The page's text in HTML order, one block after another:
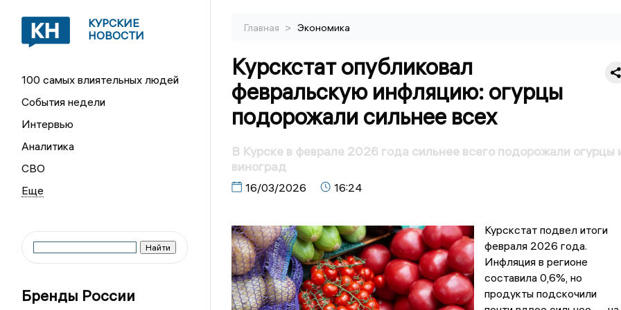
КУРСКИЕ
НОВОСТИ
100 самых влиятельных людей
События недели
Интервью
Аналитика
СВО
Бренды России
Главная > Экономика
Курскстат опубликовал
февральскую инфляцию: огурцы
подорожали сильнее всех
В Курске в феврале 2026 года сильнее всего подорожали огурцы
виноград
16/03/2026 16:24
Курскстат подвел итоги
февраля 2026 года.
Инфляция в регионе
составила 0,6%, но
продукты подскочили